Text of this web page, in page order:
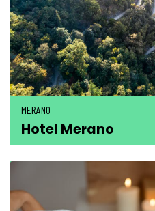
MERANO
Hotel Merano